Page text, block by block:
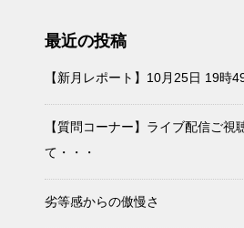
最近の投稿
【新月レポート】10月25日 19時
【質問コーナー】ライブ配信ご視
て・・・
劣等感からの傲慢さ